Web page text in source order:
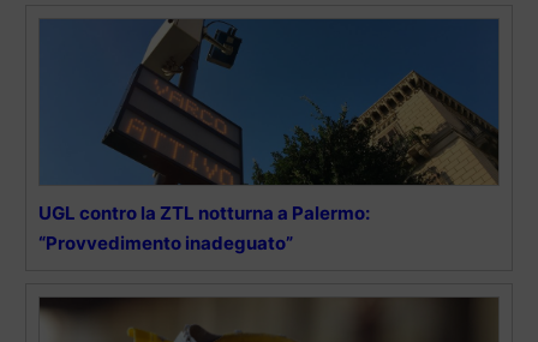
UGL contro la ZTL notturna a Palermo:
“Provvedimento inadeguato”